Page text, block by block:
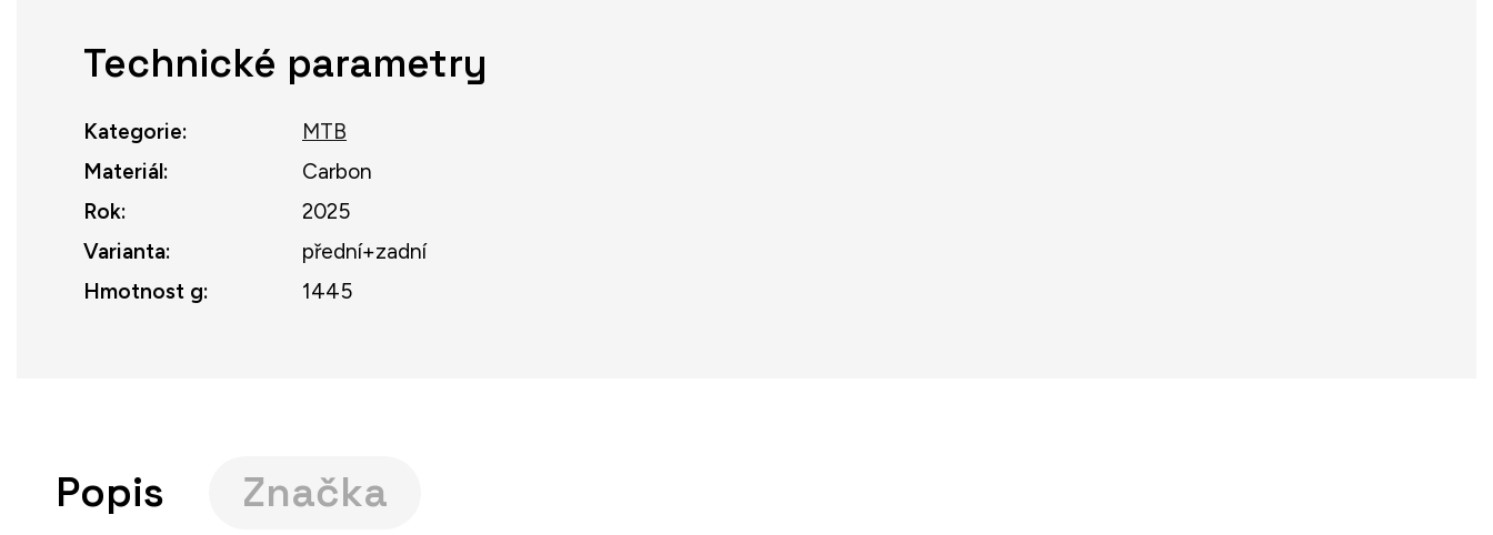
Technické parametry
Kategorie:
MTB
Materiál:
Carbon
Rok:
2025
Varianta:
přední+zadní
Hmotnost g: 1445
Popis Značka